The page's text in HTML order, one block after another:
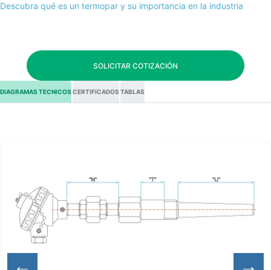
Descubra qué es un termopar y su importancia en la industria
SOLICITAR COTIZACIÓN
DIAGRAMAS TECNICOS CERTIFICADOS TABLAS